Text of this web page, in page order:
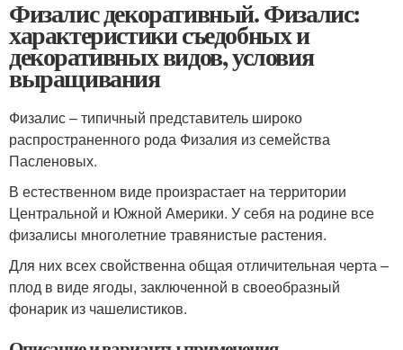
Физалис декоративный. Физалис:
характеристики съедобных и
декоративных видов, условия
выращивания
Физалис – типичный представитель широко
распространенного рода Физалия из семейства
Пасленовых.
В естественном виде произрастает на территории
Центральной и Южной Америки. У себя на родине все
физалисы многолетние травянистые растения.
Для них всех свойственна общая отличительная черта –
плод в виде ягоды, заключенной в своеобразный
фонарик из чашелистиков.